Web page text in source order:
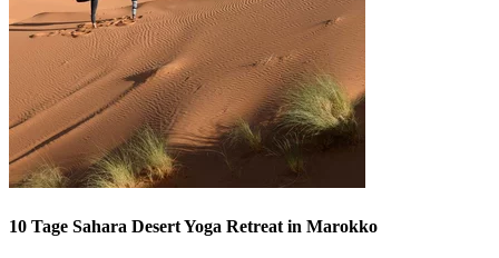
10 Tage Sahara Desert Yoga Retreat in Marokko